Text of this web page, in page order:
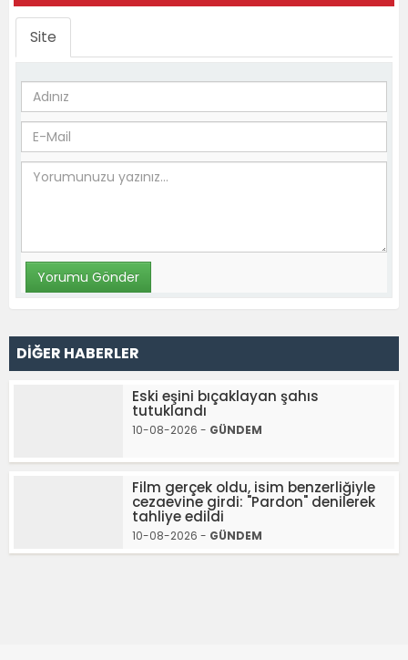
Site
DİĞER HABERLER
Eski eşini bıçaklayan şahıs
tutuklandı
10-08-2026 - GÜNDEM
Film gerçek oldu, isim benzerliğiyle
cezaevine girdi: "Pardon" denilerek
tahliye edildi
10-08-2026 - GÜNDEM